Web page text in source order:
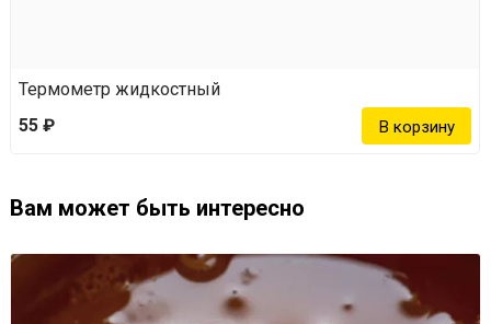
Термометр жидкостный
55 ₽
Вам может быть интересно